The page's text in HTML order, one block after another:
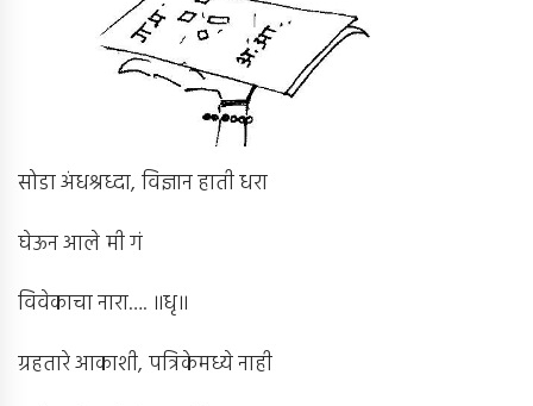
सोडा अंधश्रध्दा, विज्ञान हाती धरा
घेऊन आले मी गं
विवेकाचा नारा…. ॥धृ॥
ग्रहतारे आकाशी, पत्रिकेमध्ये नाही